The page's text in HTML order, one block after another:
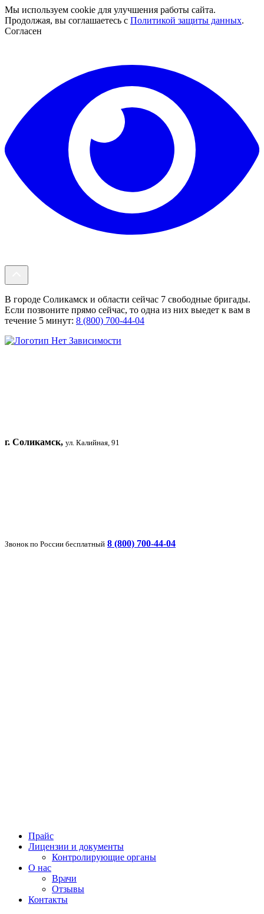
Мы используем cookie для улучшения работы сайта.
Продолжая, вы соглашаетесь с Политикой защиты данных.
Согласен
В городе Соликамск и области сейчас 7 свободные бригады.
Если позвоните прямо сейчас, то одна из них выедет к вам в
течение 5 минут: 8 (800) 700-44-04
г. Соликамск, ул. Калийная, 91
Звонок по России бесплатный 8 (800) 700-44-04
Прайс
Лицензии и документы
Контролирующие органы
О нас
Врачи
Отзывы
Контакты